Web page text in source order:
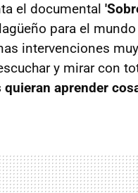
el documental
para el
intervenciones
y mirar con
aprender